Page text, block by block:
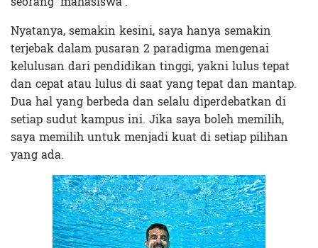
Nyatanya, semakin kesini, saya hanya semakin
terjebak dalam pusaran 2 paradigma mengenai
kelulusan dari pendidikan tinggi, yakni lulus tepat
dan cepat atau lulus di saat yang tepat dan mantap.
Dua hal yang berbeda dan selalu diperdebatkan di
setiap sudut kampus ini. Jika saya boleh memilih,
saya memilih untuk menjadi kuat di setiap pilihan
yang ada.